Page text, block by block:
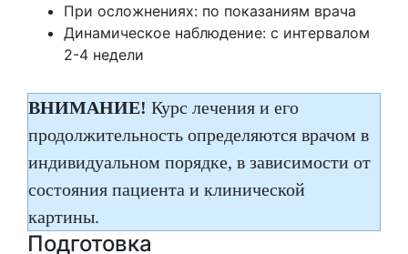
При осложнениях: по показаниям врача
Динамическое наблюдение: с интервалом
2-4 недели
ВНИМАНИЕ! Курс лечения и его
продолжительность определяются врачом в
индивидуальном порядке, в зависимости от
состояния пациента и клинической
картины.
Подготовка